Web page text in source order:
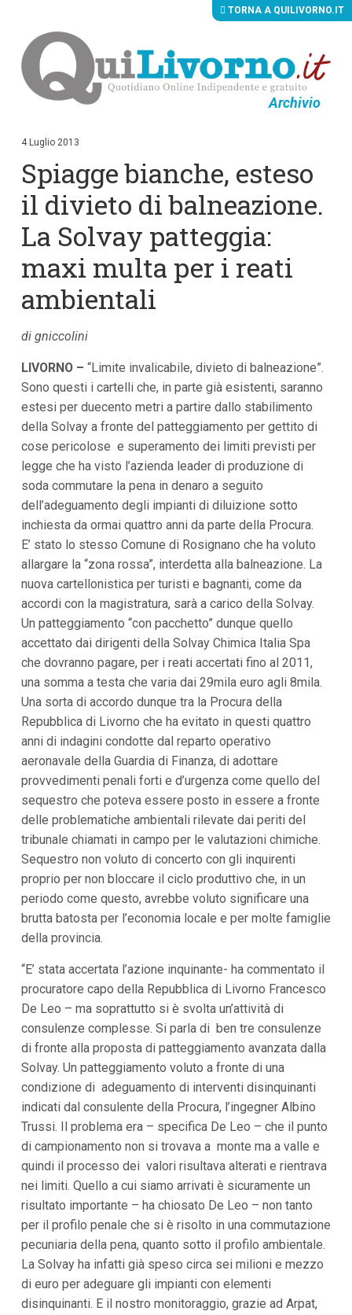
Archivio
i
c
n
t
e
n
p
r
n
i
a
l
V
a
i
a
l
M
e
n
ù
P
r
i
c
i
a
l
V
a
i
n
o
n
o
TORNA A QUILIVORNO.IT
4 Luglio 2013
Spiagge bianche, esteso
il divieto di balneazione.
La Solvay patteggia:
maxi multa per i reati
ambientali
di gniccolini
LIVORNO – “Limite invalicabile, divieto di balneazione”.
Sono questi i cartelli che, in parte già esistenti, saranno
estesi per duecento metri a partire dallo stabilimento
della Solvay a fronte del patteggiamento per gettito di
cose pericolose e superamento dei limiti previsti per
legge che ha visto l’azienda leader di produzione di
soda commutare la pena in denaro a seguito
dell’adeguamento degli impianti di diluizione sotto
inchiesta da ormai quattro anni da parte della Procura.
E’ stato lo stesso Comune di Rosignano che ha voluto
allargare la “zona rossa”, interdetta alla balneazione. La
nuova cartellonistica per turisti e bagnanti, come da
accordi con la magistratura, sarà a carico della Solvay.
Un patteggiamento “con pacchetto” dunque quello
accettato dai dirigenti della Solvay Chimica Italia Spa
che dovranno pagare, per i reati accertati fino al 2011,
una somma a testa che varia dai 29mila euro agli 8mila.
Una sorta di accordo dunque tra la Procura della
Repubblica di Livorno che ha evitato in questi quattro
anni di indagini condotte dal reparto operativo
aeronavale della Guardia di Finanza, di adottare
provvedimenti penali forti e d’urgenza come quello del
sequestro che poteva essere posto in essere a fronte
delle problematiche ambientali rilevate dai periti del
tribunale chiamati in campo per le valutazioni chimiche.
Sequestro non voluto di concerto con gli inquirenti
proprio per non bloccare il ciclo produttivo che, in un
periodo come questo, avrebbe voluto significare una
brutta batosta per l’economia locale e per molte famiglie
della provincia.
“E’ stata accertata l’azione inquinante- ha commentato il
procuratore capo della Repubblica di Livorno Francesco
De Leo – ma soprattutto si è svolta un’attività di
consulenze complesse. Si parla di ben tre consulenze
di fronte alla proposta di patteggiamento avanzata dalla
Solvay. Un patteggiamento voluto a fronte di una
condizione di adeguamento di interventi disinquinanti
indicati dal consulente della Procura, l’ingegner Albino
Trussi. Il problema era – specifica De Leo – che il punto
di campionamento non si trovava a monte ma a valle e
quindi il processo dei valori risultava alterati e rientrava
nei limiti. Quello a cui siamo arrivati è sicuramente un
risultato importante – ha chiosato De Leo – non tanto
per il profilo penale che si è risolto in una commutazione
pecuniaria della pena, quanto sotto il profilo ambientale.
La Solvay ha infatti già speso circa sei milioni e mezzo
di euro per adeguare gli impianti con elementi
disinquinanti. E il nostro monitoraggio, grazie ad Arpat,